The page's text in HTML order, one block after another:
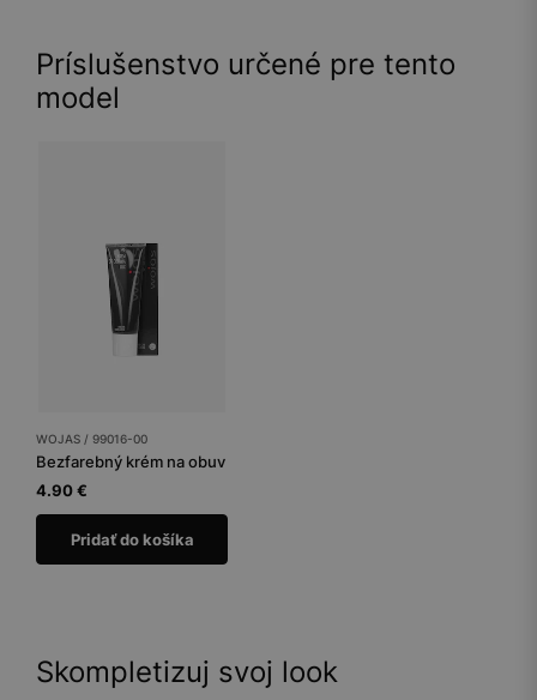
Príslušenstvo určené pre tento
model
WOJAS / 99016-00
Bezfarebný krém na obuv
4.90 €
Pridať do košíka
Skompletizuj svoj look